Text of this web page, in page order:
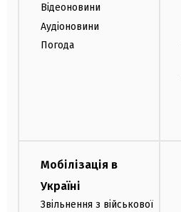
Відеоновини
Аудіоновини
Погода
Мобілізація в
Україні
Звільнення з військової